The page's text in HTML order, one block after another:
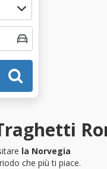
la Norvegia
che più ti piace.